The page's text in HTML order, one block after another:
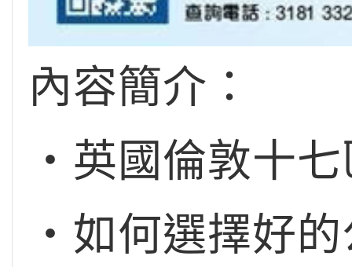
內容簡介：
‧英國倫敦十
‧如何選擇好